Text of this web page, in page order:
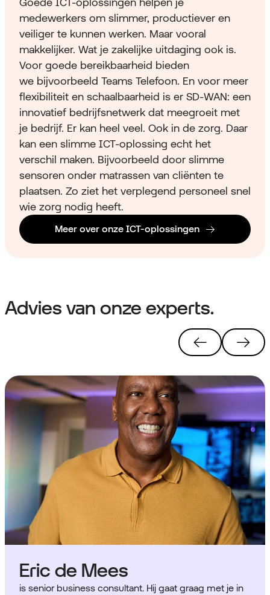
medewerkers om slimmer, productiever en
veiliger te kunnen werken. Maar vooral
makkelijker. Wat je zakelijke uitdaging ook is.
Voor goede bereikbaarheid bieden
we bijvoorbeeld Teams Telefoon. En voor meer
flexibiliteit en schaalbaarheid is er SD-WAN: een
innovatief bedrijfsnetwerk dat meegroeit met
je bedrijf. Er kan heel veel. Ook in de zorg. Daar
kan een slimme ICT-oplossing echt het
verschil maken. Bijvoorbeeld door slimme
sensoren onder matrassen van cliënten te
plaatsen. Zo ziet het verplegend personeel snel
wie zorg nodig heeft.
Meer over onze ICT-oplossingen
Advies van onze experts.
Eric de Mees
is senior business consultant. Hij gaat graag met je in